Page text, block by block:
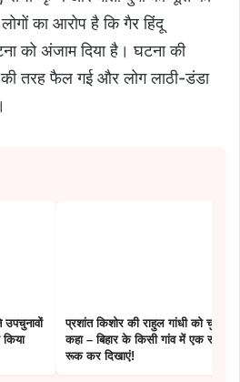
का आरोप है कि गैर हिंदू
को अंजाम दिया है। घटना की
तरह फैल गई और लोग लाठी-डंडा
उपचुनावों
प्रशांत किशोर की राहुल गांधी को चुनौती,
कहा – बिहार के किसी गांव में एक रात
रूक कर दिखाएं!